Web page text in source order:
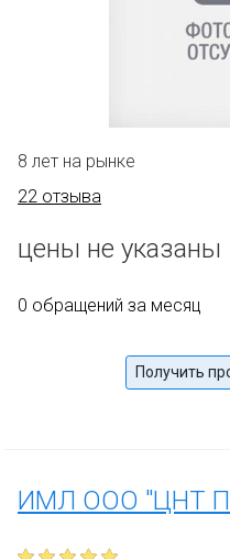
8 лет на рынке
22 отзыва
цены не указаны
0 обращений за месяц
Получить
ИМЛ ООО "ЦНТ